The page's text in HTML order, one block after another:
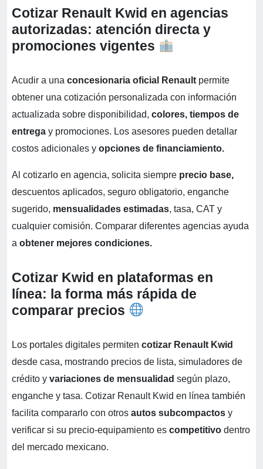
Cotizar Renault Kwid en agencias
autorizadas: atención directa y
promociones vigentes
Acudir a una concesionaria oficial Renaultpermite
obtener una cotización personalizada con información
actualizada sobre disponibilidad, colores, tiempos de
entrega y promociones. Los asesores pueden detallar
costos adicionales y opciones de financiamiento.
Al cotizarlo en agencia, solicita siempre precio base,
descuentos aplicados, seguro obligatorio, enganche
sugerido, mensualidades estimadas, tasa, CAT y
cualquier comisión. Comparar diferentes agencias ayuda
a obtener mejores condiciones.
Cotizar Kwid en plataformas en
línea: la forma más rápida de
comparar precios
Los portales digitales permiten cotizar Renault Kwid
desde casa, mostrando precios de lista, simuladores de
crédito y variaciones de mensualidad según plazo,
enganche y tasa. Cotizar Renault Kwid en línea también
facilita compararlo con otros autos subcompactos y
verificar si su precio‑equipamiento es competitivo dentro
del mercado mexicano.